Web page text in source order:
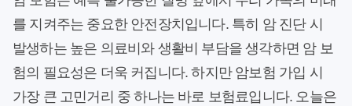
를 지켜주는 중요한 안전장치입니다. 특히 암 진단 시
발생하는 높은 의료비와 생활비 부담을 생각하면 암 보
험의 필요성은 더욱 커집니다. 하지만 암보험 가입 시
가장 큰 고민거리 중 하나는 바로 보험료입니다. 오늘은